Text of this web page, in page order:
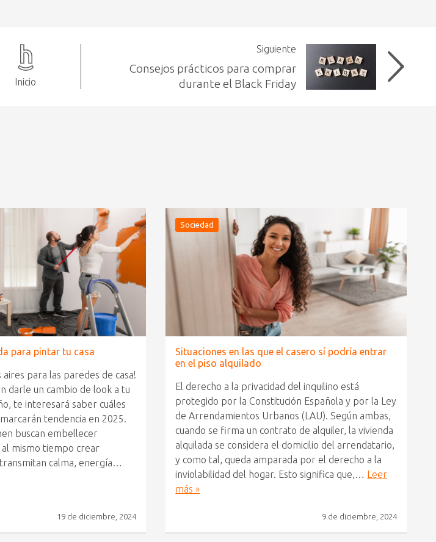
Inicio
Siguiente
Consejos prácticos para comprar
durante el Black Friday
para pintar tu casa
aires para las paredes de casa!
darle un cambio de look a tu
te interesará saber cuáles
tendencia en 2025.
buscan embellecer
al mismo tiempo crear
calma, energía…
19 de diciembre, 2024
Sociedad
Situaciones en las que el casero sí podría entrar
en el piso alquilado
El derecho a la privacidad del inquilino está
protegido por la Constitución Española y por la Ley
de Arrendamientos Urbanos (LAU). Según ambas,
cuando se firma un contrato de alquiler, la vivienda
alquilada se considera el domicilio del arrendatario,
y como tal, queda amparada por el derecho a la
inviolabilidad del hogar. Esto significa que,… Leer
más »
9 de diciembre, 2024